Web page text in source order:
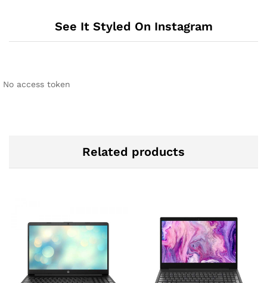
See It Styled On Instagram
No access token
Related products